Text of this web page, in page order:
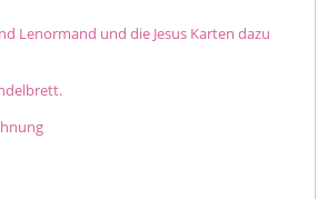
Lenormand und die Jesus Karten dazu